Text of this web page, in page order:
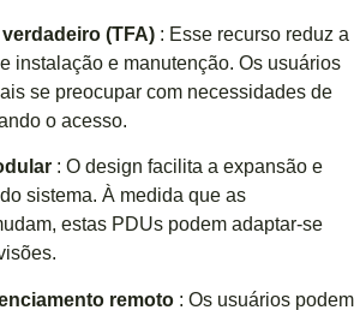
(TFA) : Esse recurso reduz a
instalação e manutenção. Os usuários
se preocupar com necessidades de
o acesso.
: O design facilita a expansão e
sistema. À medida que as
estas PDUs podem adaptar-se
remoto : Os usuários podem